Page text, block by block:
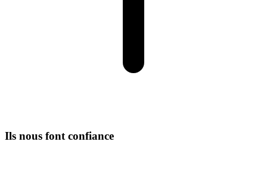
Ils nous font confiance